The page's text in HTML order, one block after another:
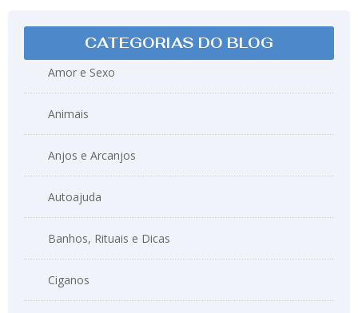
CATEGORIAS DO BLOG
Amor e Sexo
Animais
Anjos e Arcanjos
Autoajuda
Banhos, Rituais e Dicas
Ciganos